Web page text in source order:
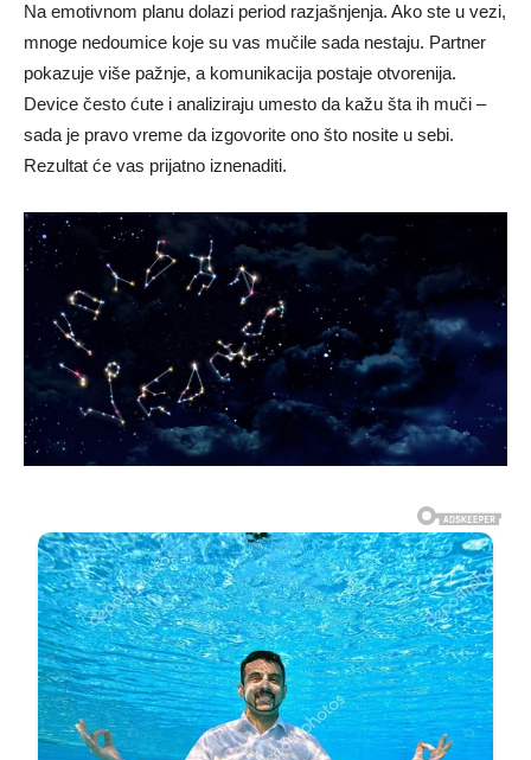
Na emotivnom planu dolazi period razjašnjenja. Ako ste u vezi,
mnoge nedoumice koje su vas mučile sada nestaju. Partner
pokazuje više pažnje, a komunikacija postaje otvorenija.
Device često ćute i analiziraju umesto da kažu šta ih muči –
sada je pravo vreme da izgovorite ono što nosite u sebi.
Rezultat će vas prijatno iznenaditi.